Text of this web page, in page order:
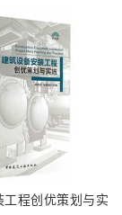
工程创优策划与实